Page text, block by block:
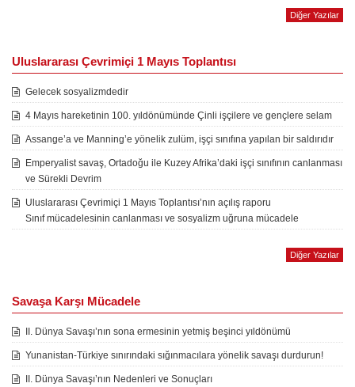
Diğer Yazılar
Uluslararası Çevrimiçi 1 Mayıs Toplantısı
Gelecek sosyalizmdedir
4 Mayıs hareketinin 100. yıldönümünde Çinli işçilere ve gençlere selam
Assange’a ve Manning’e yönelik zulüm, işçi sınıfına yapılan bir saldırıdır
Emperyalist savaş, Ortadoğu ile Kuzey Afrika’daki işçi sınıfının canlanması
ve Sürekli Devrim
Uluslararası Çevrimiçi 1 Mayıs Toplantısı’nın açılış raporu
Sınıf mücadelesinin canlanması ve sosyalizm uğruna mücadele
Diğer Yazılar
Savaşa Karşı Mücadele
II. Dünya Savaşı’nın sona ermesinin yetmiş beşinci yıldönümü
Yunanistan-Türkiye sınırındaki sığınmacılara yönelik savaşı durdurun!
II. Dünya Savaşı’nın Nedenleri ve Sonuçları